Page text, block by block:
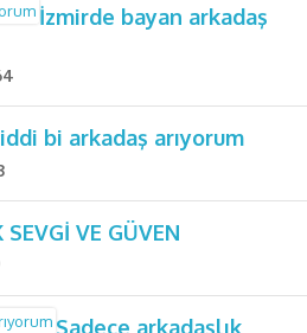
İzmirde bayan arkadaş
bi arkadaş arıyorum
SEVGİ VE GÜVEN
Sadece arkadaşlık